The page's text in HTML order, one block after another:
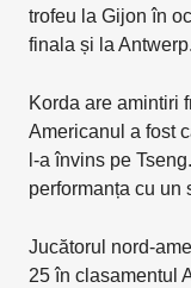
trofeu la Gijon în
finala și la Antwerp.
Korda are amintiri
Americanul a fost
l-a învins pe
performanța cu un
Jucătorul nord-
25 în clasamentul